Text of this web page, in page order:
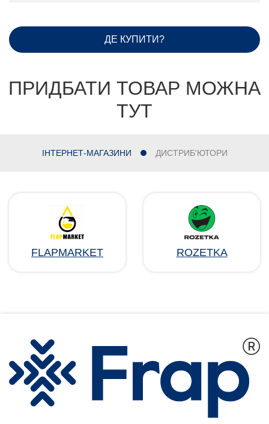
ДЕ КУПИТИ?
ПРИДБАТИ ТОВАР МОЖНА
ТУТ
ІНТЕРНЕТ-МАГАЗИНИ ДИСТРИБ'ЮТОРИ
FLAPMARKET ROZETKA